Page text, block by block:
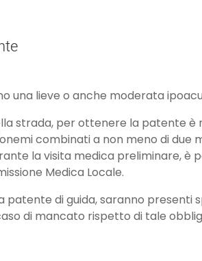
una lieve o anche moderata
strada, per ottenere la patente è
combinati a non meno di due
la visita medica preliminare,
Medica Locale.
patente di guida, saranno presenti
di mancato rispetto di tale